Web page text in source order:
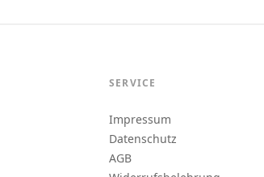
SERVICE
Impressum
Datenschutz
AGB